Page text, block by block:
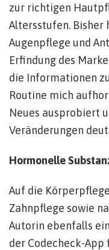
zur richtigen
Altersstufen. Bisher
Augenpflege und
Erfindung des
die Informationen
Routine mich
Neues ausprobiert
Veränderungen
Hormonelle
Auf die
Zahnpflege sowie
Autorin ebenfalls
der Codecheck-